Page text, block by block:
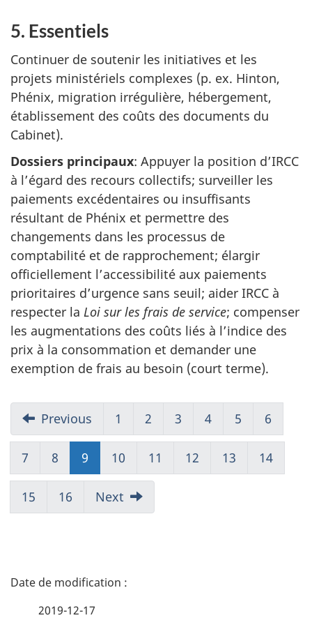
5. Essentiels
Continuer de soutenir les initiatives et les
projets ministériels complexes (p. ex. Hinton,
Phénix, migration irrégulière, hébergement,
établissement des coûts des documents du
Cabinet).
Dossiers principaux: Appuyer la position d’IRCC
à l’égard des recours collectifs; surveiller les
paiements excédentaires ou insuffisants
résultant de Phénix et permettre des
changements dans les processus de
comptabilité et de rapprochement; élargir
officiellement l’accessibilité aux paiements
prioritaires d’urgence sans seuil; aider IRCC à
respecter la Loi sur les frais de service; compenser
les augmentations des coûts liés à l’indice des
prix à la consommation et demander une
exemption de frais au besoin (court terme).
Previous 1
to
Page
1
2
to
Page
2
3
to
Page
3
4
to
Page
4
5
to
Page
5
6
to
6
7
to
Page
7
8
to
Page
8
9
to
Page
9
10
to
Page
10
11
to
12
to
13
to
14
to
15
to
16
to
Next
D
2019-12-17